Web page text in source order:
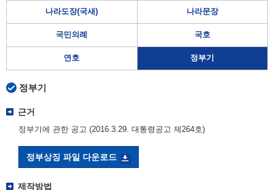
나라도장(국새) 나라문장
국민의례 국호
연호 정부기
정부기
근거
정부기에 관한 공고 (2016.3.29. 대통령공고 제264호)
정부상징 파일 다운로드
제작방법